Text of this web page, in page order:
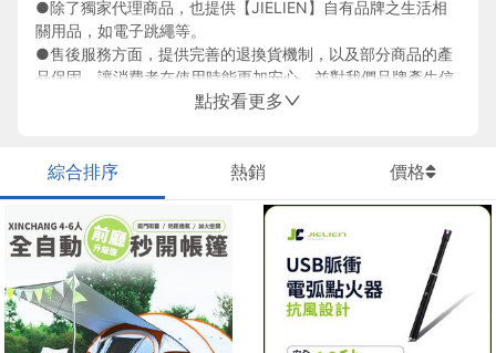
點按看更多
●除了獨家代理商品，也提供【JIELIEN】自有品牌之生活相
關用品，如電子跳繩等。
●售後服務方面，提供完善的退換貨機制，以及部分商品的產
品保固，讓消費者在使用時能更加安心，並對我們品牌產生信
任感，也成就我們的品牌感動。
又高CP值的多元商品是我們一貫的品牌宗旨。
綜合排序 熱銷 價格